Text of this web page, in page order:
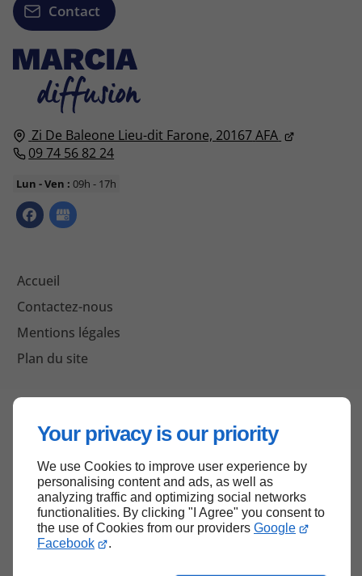
Your privacy is our priority
We use Cookies to improve user experience by
personalising content and ads, as well as
analyzing traffic and optimizing social networks
functionalities. By clicking "I Agree" you consent to
the use of Cookies from our providers Google
Facebook
.
Zi De Baleone Lieu-dit Farone, 20167AFA
09 74 56 82 24
Lun - Ven :09h - 17h
Accueil
Contactez-nous
Mentions légales
Plan du site
Contact
Haut de page